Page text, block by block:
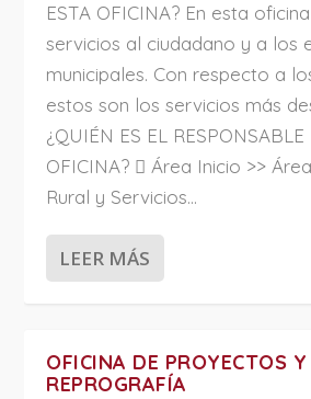
ESTA OFICINA? En esta
servicios al ciudadano y a los
municipales. Con respecto a
estos son los servicios más
¿QUIÉN ES EL RESPONSABLE
OFICINA?  Área Inicio >>
Rural y Servicios...
LEER MÁS
OFICINA DE PROYECTOS Y
REPROGRAFÍA